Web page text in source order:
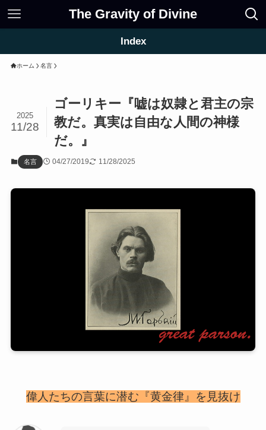
The Gravity of Divine
Index
ホーム 名言
ゴーリキー『嘘は奴隷と君主の宗
教だ。真実は自由な人間の神様
だ。』
2025
11/28
名言 04/27/2019 11/28/2025
偉人たちの言葉に潜む『黄金律』を見抜け